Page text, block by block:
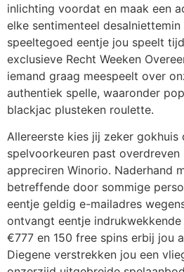
inlichting voordat en maak een
elke sentimenteel
speeltegoed eentje jou speelt
exclusieve Recht Weeken
iemand graag meespeelt over
authentiek spelle, waaronder
blackjac plusteken roulette.
Allereerste kies jij zeker gokhuis
spelvoorkeuren past
appreciren Winorio. Naderhand
betreffende door sommige
eentje geldig e-mailadres
ontvangt eentje
€777 en 150 free spins erbij jou
Diegene verstrekken jou een